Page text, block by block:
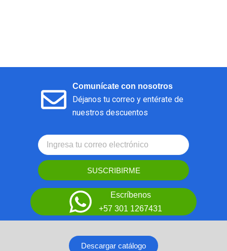
Comunícate con nosotros
Déjanos tu correo y entérate de
nuestros descuentos
SUSCRIBIRME
Escríbenos
+57 301 1267431
Descargar catálogo